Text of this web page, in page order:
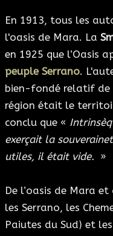
En 1913, tous les
l'oasis de Mara. La
en 1925 que l’Oasis
peuple Serrano.
bien-fondé relatif de
région était le
conclu que «
exerçait la
utiles, il était vide. »
De l’oasis de Mara
les Serrano, les
Paiutes du Sud) et